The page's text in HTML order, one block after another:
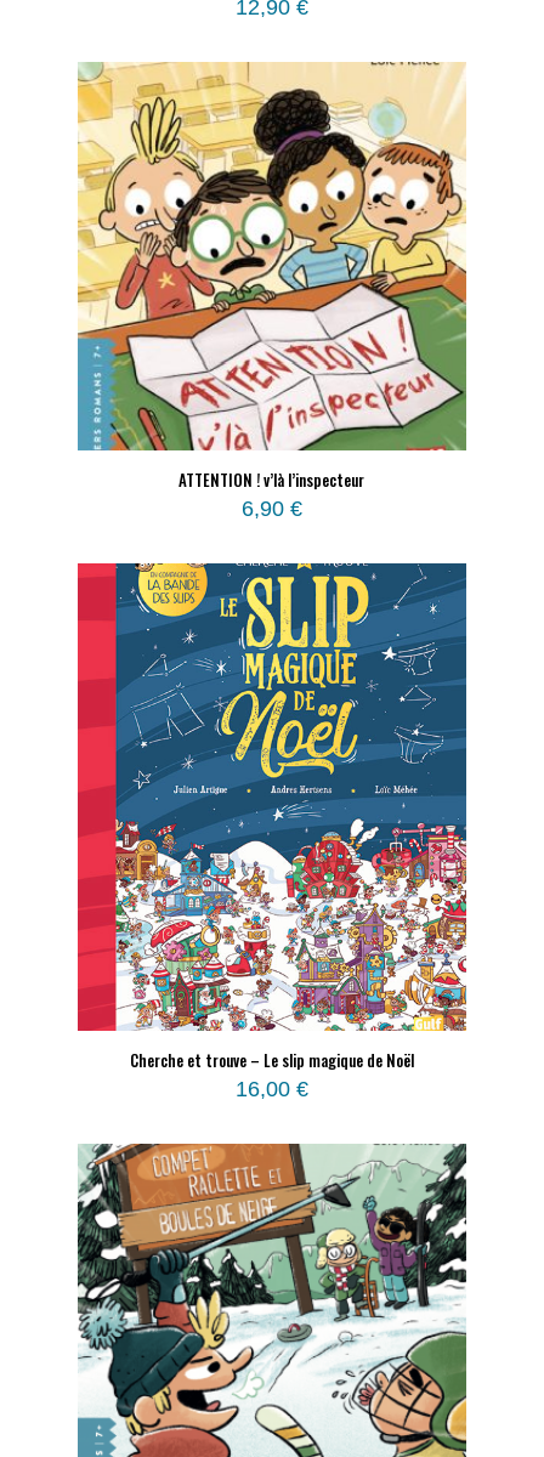
12,90 €
ATTENTION ! v’là l’inspecteur
6,90 €
Cherche et trouve – Le slip magique de Noël
16,00 €